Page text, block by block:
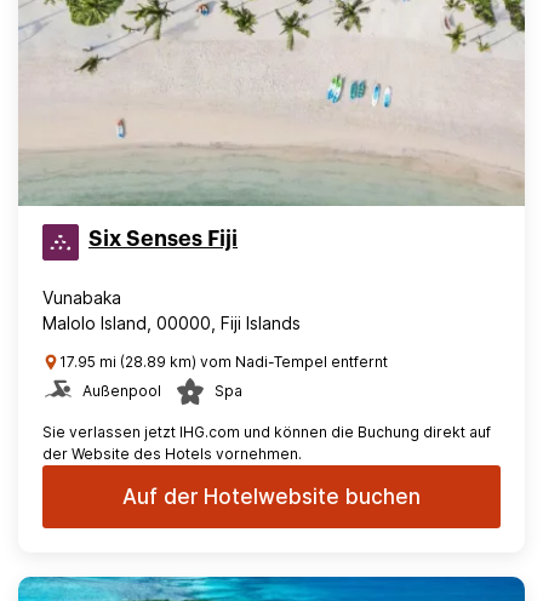
Six Senses Fiji
Vunabaka
Malolo Island, 00000, Fiji Islands
17.95 mi (28.89 km) vom Nadi-Tempel entfernt
Außenpool
Spa
Sie verlassen jetzt IHG.com und können die Buchung direkt auf
der Website des Hotels vornehmen.
Auf der Hotelwebsite buchen